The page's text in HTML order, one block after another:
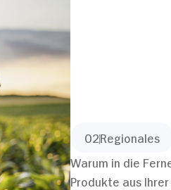
Statistiken
erlauben 02Regionales
Warum in die
Produkte aus